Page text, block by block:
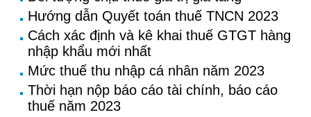
Hướng dẫn Quyết toán thuế TNCN 2023
Cách xác định và kê khai thuế GTGT hàng
nhập khẩu mới nhất
Mức thuế thu nhập cá nhân năm 2023
Thời hạn nộp báo cáo tài chính, báo cáo
thuế năm 2023